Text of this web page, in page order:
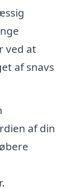
ved at
af snavs
af din